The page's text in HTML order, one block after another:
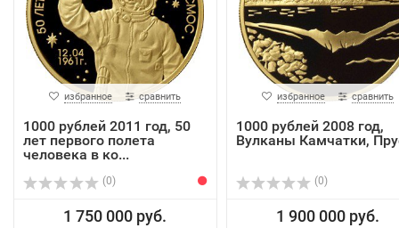
избранное сравнить
1000 рублей 2011 год, 50
лет первого полета
человека в ко...
(0)
1 750 000 руб.
избранное сравнить
1000 рублей 2008 год,
Вулканы Камчатки,
(0)
1 900 000 руб.